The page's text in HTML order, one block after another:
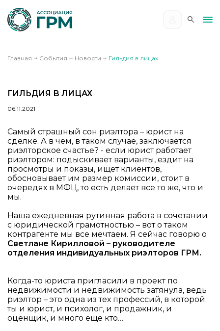
Главная ⭢ События ⭢ Новости ⭢ Гильдия в лицах
ГИЛЬДИЯ В ЛИЦАХ
06.11.2021
Самый страшный сон риэлтора – юрист на
сделке. А в чем, в таком случае, заключается
риэлторское счастье? - если юрист работает
риэлтором: подыскивает варианты, ездит на
просмотры и показы, ищет клиентов,
обосновывает им размер комиссии, стоит в
очередях в МФЦ, то есть делает все то же, что и
мы.
Наша ежедневная рутинная работа в сочетании
с юридической грамотностью – вот о таком
контрагенте мы все мечтаем. Я сейчас говорю о
Светлане Кирилловой – руководителе
отделения индивидуальных риэлторов ГРМ.
Когда-то юриста пригласили в проект по
недвижимости и недвижимость затянула, ведь
риэлтор – это одна из тех профессий, в которой
ты и юрист, и психолог, и продажник, и
оценщик, и много еще кто…